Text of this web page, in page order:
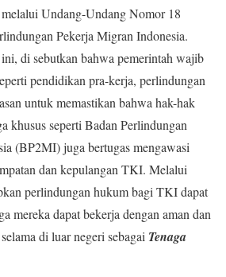
Undang-Undang Nomor 18
Pekerja Migran Indonesia.
di sebutkan bahwa pemerintah wajib
pendidikan pra-kerja, perlindungan
untuk memastikan bahwa hak-hak
khusus seperti Badan Perlindungan
(BP2MI) juga bertugas mengawasi
dan kepulangan TKI. Melalui
perlindungan hukum bagi TKI dapat
mereka dapat bekerja dengan aman dan
di luar negeri sebagai Tenaga